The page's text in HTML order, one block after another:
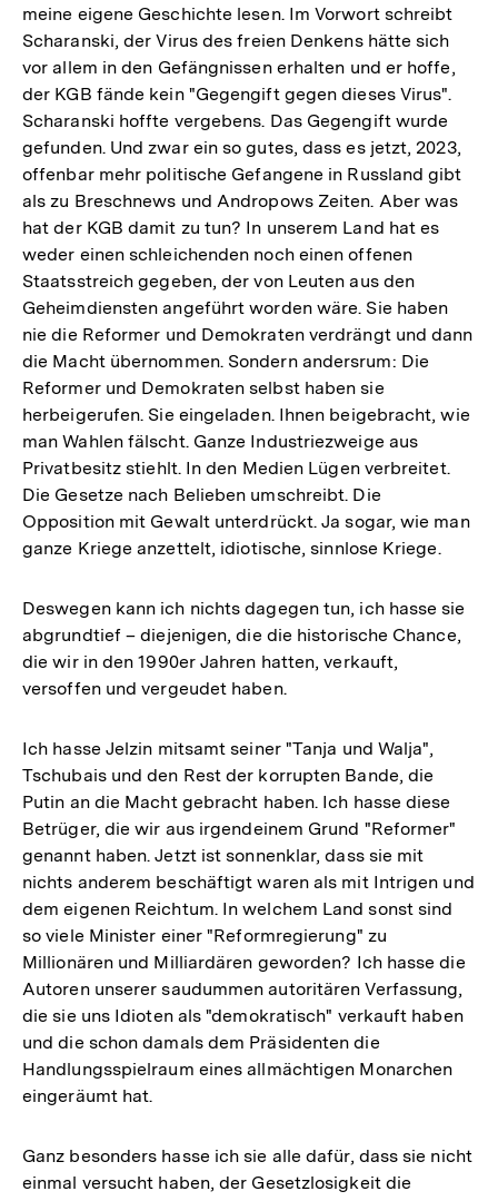
meine eigene Geschichte lesen. Im Vorwort schreibt
Scharanski, der Virus des freien Denkens hätte sich
vor allem in den Gefängnissen erhalten und er hoffe,
der KGB fände kein "Gegengift gegen dieses Virus".
Scharanski hoffte vergebens. Das Gegengift wurde
gefunden. Und zwar ein so gutes, dass es jetzt, 2023,
offenbar mehr politische Gefangene in Russland gibt
als zu Breschnews und Andropows Zeiten. Aber was
hat der KGB damit zu tun? In unserem Land hat es
weder einen schleichenden noch einen offenen
Staatsstreich gegeben, der von Leuten aus den
Geheimdiensten angeführt worden wäre. Sie haben
nie die Reformer und Demokraten verdrängt und dann
die Macht übernommen. Sondern andersrum: Die
Reformer und Demokraten selbst haben sie
herbeigerufen. Sie eingeladen. Ihnen beigebracht, wie
man Wahlen fälscht. Ganze Industriezweige aus
Privatbesitz stiehlt. In den Medien Lügen verbreitet.
Die Gesetze nach Belieben umschreibt. Die
Opposition mit Gewalt unterdrückt. Ja sogar, wie man
ganze Kriege anzettelt, idiotische, sinnlose Kriege.
Deswegen kann ich nichts dagegen tun, ich hasse sie
abgrundtief – diejenigen, die die historische Chance,
die wir in den 1990er Jahren hatten, verkauft,
versoffen und vergeudet haben.
Ich hasse Jelzin mitsamt seiner "Tanja und Walja",
Tschubais und den Rest der korrupten Bande, die
Putin an die Macht gebracht haben. Ich hasse diese
Betrüger, die wir aus irgendeinem Grund "Reformer"
genannt haben. Jetzt ist sonnenklar, dass sie mit
nichts anderem beschäftigt waren als mit Intrigen und
dem eigenen Reichtum. In welchem Land sonst sind
so viele Minister einer "Reformregierung" zu
Millionären und Milliardären geworden? Ich hasse die
Autoren unserer saudummen autoritären Verfassung,
die sie uns Idioten als "demokratisch" verkauft haben
und die schon damals dem Präsidenten die
Handlungsspielraum eines allmächtigen Monarchen
eingeräumt hat.
Ganz besonders hasse ich sie alle dafür, dass sie nicht
einmal versucht haben, der Gesetzlosigkeit die